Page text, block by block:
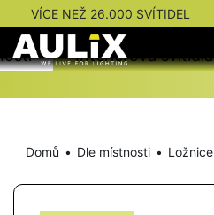
VÍCE NEŽ 26.000 SVÍTIDEL
Interiérová svítidla
Domů Dle místnosti Ložnice